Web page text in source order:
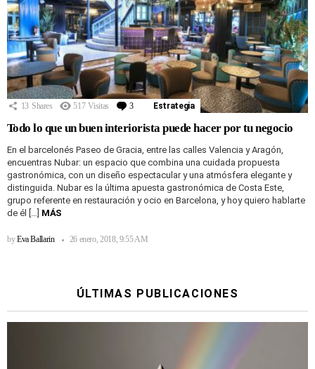
13 Shares 517 Visitas 3 Comentarios
Estrategia
Todo lo que un buen interiorista puede hacer por tu negocio
En el barcelonés Paseo de Gracia, entre las calles Valencia y Aragón,
encuentras Nubar: un espacio que combina una cuidada propuesta
gastronómica, con un diseño espectacular y una atmósfera elegante y
distinguida. Nubar es la última apuesta gastronómica de Costa Este,
grupo referente en restauración y ocio en Barcelona, y hoy quiero hablarte
de él […] MÁS
byEva Ballarin 26 enero, 2018, 9:55 AM
ÚLTIMAS PUBLICACIONES